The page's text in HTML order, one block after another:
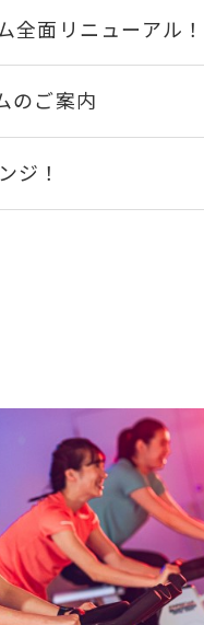
面リニューアル！
のご案内
ジ！
のご案内